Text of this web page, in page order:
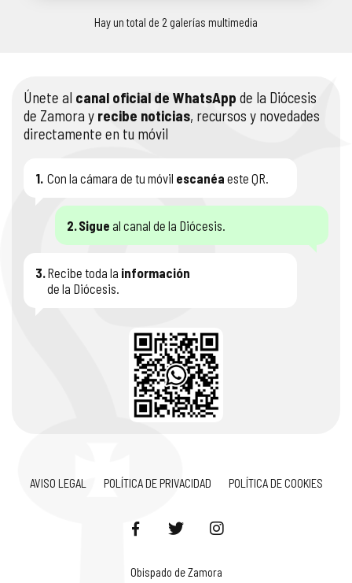
Hay un total de 2 galerías multimedia
Únete al canal oficial de WhatsApp de la Diócesis
de Zamora y recibe noticias, recursos y novedades
directamente en tu móvil
1. Con la cámara de tu móvil escanéa este QR.
2.Sigue al canal de la Diócesis.
3.Recibe toda la información
de la Diócesis.
AVISO LEGAL POLÍTICA DE PRIVACIDAD POLÍTICA DE COOKIES
Obispado de Zamora